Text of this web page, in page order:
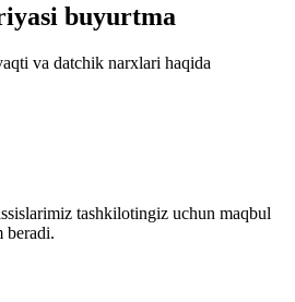
buyurtma
va datchik narxlari haqida
tashkilotingiz uchun maqbul
beradi.